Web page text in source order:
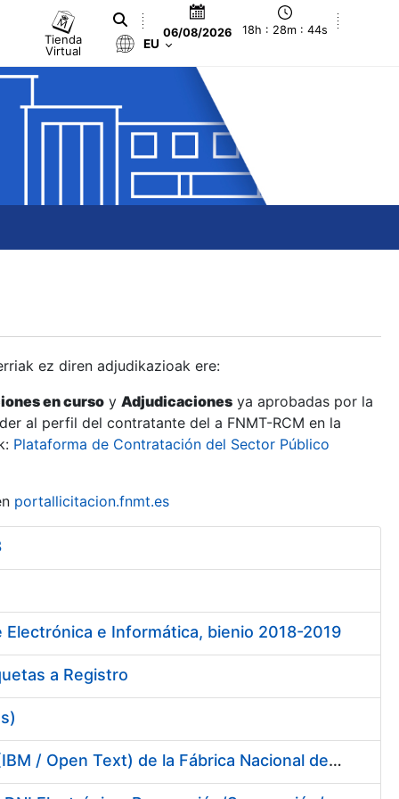
Tienda
Virtual
06/08/2026 18h : 28m : 45s
EU
ez diren adjudikazioak ere:
en curso y Adjudicaciones ya aprobadas por la
al perfil del contratante del a FNMT-RCM en la
Plataforma de Contratación del Sector Público
portallicitacion.fnmt.es
e Informática, bienio 2018-2019
a Registro
Servicios de Soporte y Mantenimiento de Licencias de Software (IBM / Open Text) de la Fábrica Nacional de Moneda y Timbre-Real Casa de la Moneda